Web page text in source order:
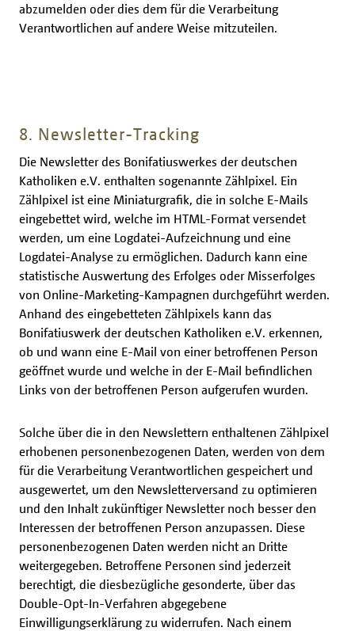
abzumelden oder dies dem für die Verarbeitung
Verantwortlichen auf andere Weise mitzuteilen.
8. Newsletter-Tracking
Die Newsletter des Bonifatiuswerkes der deutschen
Katholiken e.V. enthalten sogenannte Zählpixel. Ein
Zählpixel ist eine Miniaturgrafik, die in solche E-Mails
eingebettet wird, welche im HTML-Format versendet
werden, um eine Logdatei-Aufzeichnung und eine
Logdatei-Analyse zu ermöglichen. Dadurch kann eine
statistische Auswertung des Erfolges oder Misserfolges
von Online-Marketing-Kampagnen durchgeführt werden.
Anhand des eingebetteten Zählpixels kann das
Bonifatiuswerk der deutschen Katholiken e.V. erkennen,
ob und wann eine E-Mail von einer betroffenen Person
geöffnet wurde und welche in der E-Mail befindlichen
Links von der betroffenen Person aufgerufen wurden.
Solche über die in den Newslettern enthaltenen Zählpixel
erhobenen personenbezogenen Daten, werden von dem
für die Verarbeitung Verantwortlichen gespeichert und
ausgewertet, um den Newsletterversand zu optimieren
und den Inhalt zukünftiger Newsletter noch besser den
Interessen der betroffenen Person anzupassen. Diese
personenbezogenen Daten werden nicht an Dritte
weitergegeben. Betroffene Personen sind jederzeit
berechtigt, die diesbezügliche gesonderte, über das
Double-Opt-In-Verfahren abgegebene
Einwilligungserklärung zu widerrufen. Nach einem